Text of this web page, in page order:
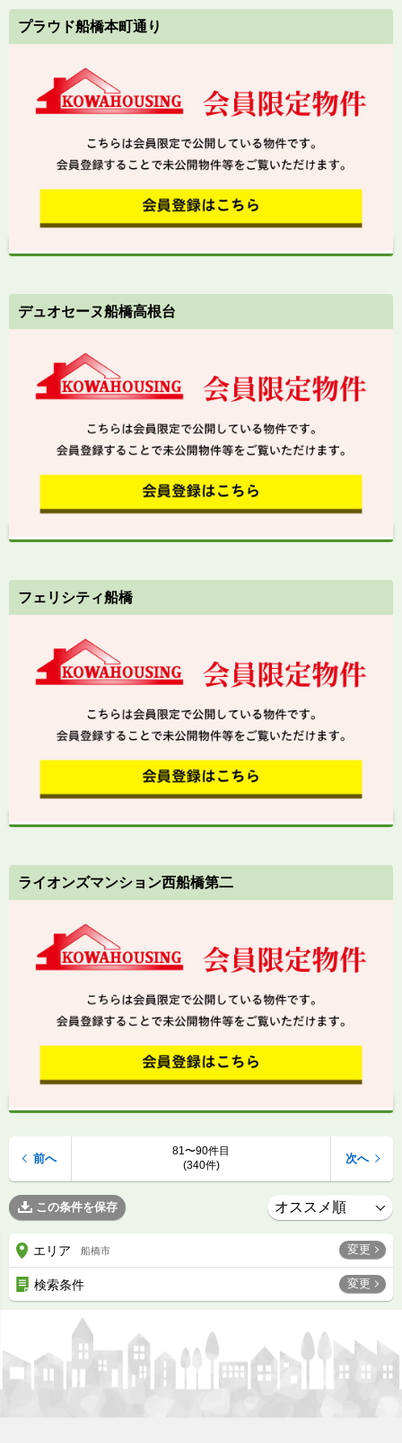
プラウド船橋本町通り
デュオセーヌ船橋高根台
フェリシティ船橋
ライオンズマンション西船橋第二
81〜90件目
(340件)
前へ 次へ
この条件を保存
エリア 船橋市 変更
検索条件 変更